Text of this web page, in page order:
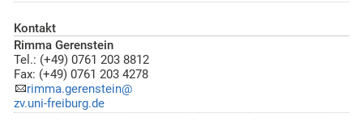
Kontakt
Rimma Gerenstein
Tel.: (+49) 0761 203 8812
Fax: (+49) 0761 203 4278
rimma.gerenstein@
zv.uni-freiburg.de